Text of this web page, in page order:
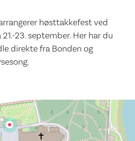
høsttakkefest ved
23. september. Her har du
direkte fra Bonden og